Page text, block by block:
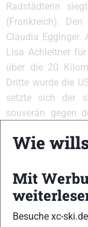
Radstädterin
(Frankreich).
Claudia Egginger.
Lisa Achleitner
über die 20
Dritte wurde die
setzte sich der
souverän gegen
Wie
Mit
Besuche xc-